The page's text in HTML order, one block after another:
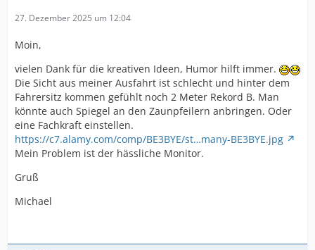
27. Dezember 2025 um 12:04
Moin,
vielen Dank für die kreativen Ideen, Humor hilft immer.
Die Sicht aus meiner Ausfahrt ist schlecht und hinter dem
Fahrersitz kommen gefühlt noch 2 Meter Rekord B. Man
könnte auch Spiegel an den Zaunpfeilern anbringen. Oder
eine Fachkraft einstellen.
https://c7.alamy.com/comp/BE3BYE/st…many-BE3BYE.jpg
Mein Problem ist der hässliche Monitor.
Gruß
Michael